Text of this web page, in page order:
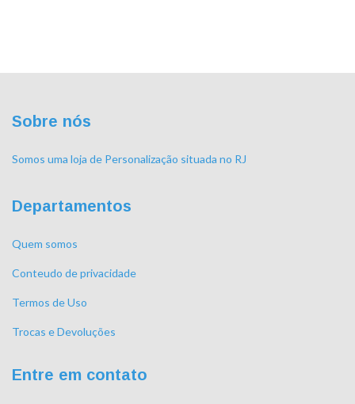
Sobre nós
Somos uma loja de Personalização situada no RJ
Departamentos
Quem somos
Conteudo de privacidade
Termos de Uso
Trocas e Devoluções
Entre em contato